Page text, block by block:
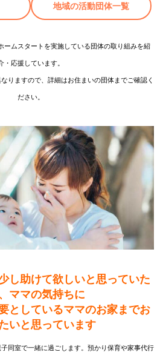
地域の活動団体一覧
ムスタートを実施している団体の取り組みを紹
・応援しています。
りますので、詳細はお住まいの団体までご確認く
ださい。
し助けて欲しいと思っていた
ママの気持ちに
としているママのお家までお
いと思っています
同室で一緒に過ごします。預かり保育や家事代行